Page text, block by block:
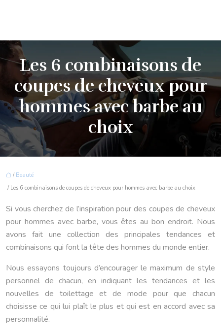
Les 6 combinaisons de
coupes de cheveux pour
hommes avec barbe au
choix
/ Beauté
/ Les 6 combinaisons de coupes de cheveux pour hommes avec barbe au choix
Si vous cherchez de l’inspiration pour des coupes de cheveux
pour hommes avec barbe, vous êtes au bon endroit. Nous
avons fait une collection des principales tendances et
combinaisons qui font la tête des hommes du monde entier.
Nous essayons toujours d’encourager le maximum de style
personnel de chacun, en indiquant les tendances et les
nouvelles de toilettage et de mode pour que chacun
choisisse ce qui lui plaît le plus et qui est en accord avec sa
personnalité.